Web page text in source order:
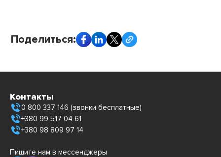
Поделиться:
Контакты
0 800 337 146 (звонки бесплатные)
+380 99 517 04 61
+380 98 809 97 14
Пишите нам в мессенджеры